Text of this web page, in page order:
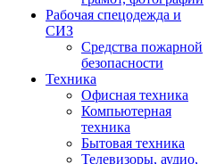
Рабочая спецодежда и
СИЗ
Средства пожарной
безопасности
Техника
Офисная техника
Компьютерная
техника
Бытовая техника
Телевизоры, аудио,